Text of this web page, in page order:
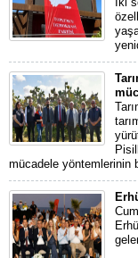
mücadele yöntemlerinin